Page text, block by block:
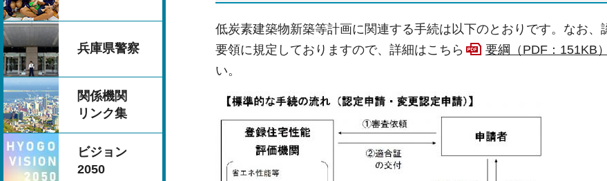
兵庫県警察
関係機関
リンク集
ビジョン
2050
低炭素建築物新築等計画に関連する手続は以下のとおりです。なお
要領に規定しておりますので、詳細はこちら
要綱（PDF：151KB）
い。